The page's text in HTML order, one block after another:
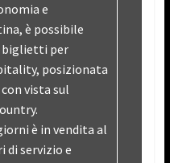
e
è possibile
biglietti per
posizionata
vista sul
è in vendita al
di servizio e